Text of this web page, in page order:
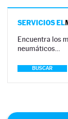
SERVICIOS EL
Encuentra los
neumáticos…
BUSCAR